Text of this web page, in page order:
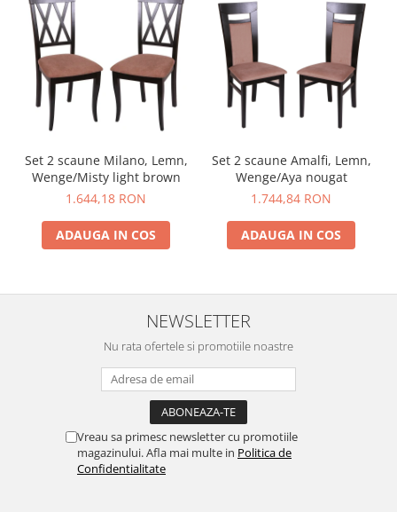
Set 2 scaune Milano, Lemn,
Wenge/Misty light brown
1.644,18 RON
ADAUGA IN COS
Set 2 scaune Amalfi, Lemn,
Wenge/Aya nougat
1.744,84 RON
ADAUGA IN COS
NEWSLETTER
Nu rata ofertele si promotiile noastre
Vreau sa primesc newsletter cu promotiile
magazinului. Afla mai multe in Politica de
Confidentialitate